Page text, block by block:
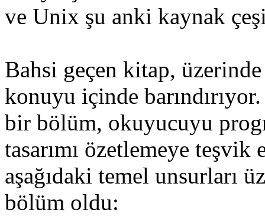
ve Unix şu anki kaynak
Bahsi geçen kitap,
konuyu içinde
bir bölüm, okuyucuyu
tasarımı özetlemeye
aşağıdaki temel unsurları
bölüm oldu: